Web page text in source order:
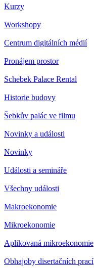
Kurzy
Workshopy
Centrum digitálních médií
Pronájem prostor
Schebek Palace Rental
Historie budovy
Šebkův palác ve filmu
Novinky a události
Novinky
Události a semináře
Všechny události
Makroekonomie
Mikroekonomie
Aplikovaná mikroekonomie
Obhajoby disertačních prací